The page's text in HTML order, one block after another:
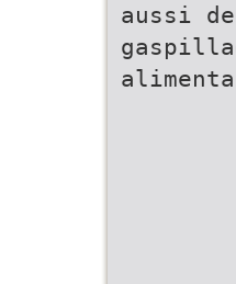
aussi